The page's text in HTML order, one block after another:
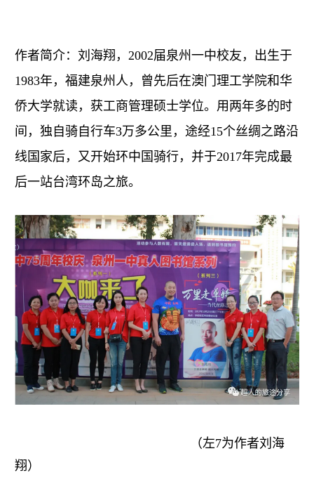
作者简介：刘海翔，2002届泉州一中校友，出生于
1983年，福建泉州人，曾先后在澳门理工学院和华
侨大学就读，获工商管理硕士学位。用两年多的时
间，独自骑自行车3万多公里，途经15个丝绸之路沿
线国家后，又开始环中国骑行，并于2017年完成最
后一站台湾环岛之旅。
（左7为作者刘海
翔）